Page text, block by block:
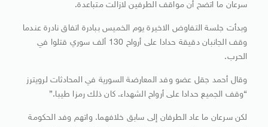
سرعان ما اتضح أن مواقف الطرفين لازالت متباعدة.
وبدأت جلسة التفاوض الاخيرة يوم الخميس ببادرة اتفاق نادرة عندما
وقف الجانبان دقيقة حدادا على أرواح 130 ألف سوري قتلوا في
الحرب.
وقال أحمد جقل عضو وفد المعارضة السورية في المحادثات لرويترز
“وقف الجميع حدادا على أرواح الشهداء. كان ذلك رمزا طيبا.”
لكن سرعان ما عاد الطرفان إلى سابق خلافهما. واتهم وفد الحكومة